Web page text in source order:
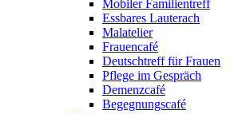
Mobiler Familientreff
Essbares Lauterach
Malatelier
Frauencafé
Deutschtreff für Frauen
Pflege im Gespräch
Demenzcafé
Begegnungscafé